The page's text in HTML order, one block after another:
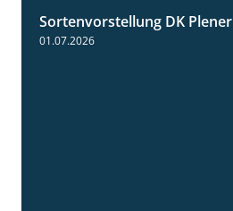
Sortenvorstellung DK Plener
01.07.2026